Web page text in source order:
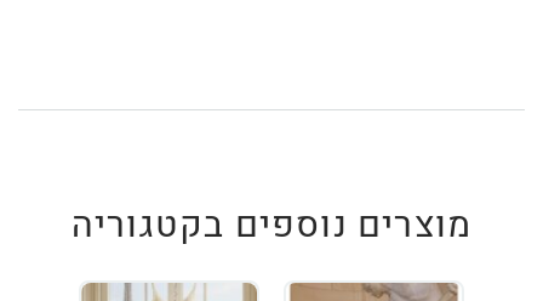
מוצרים נוספים בקטגוריה